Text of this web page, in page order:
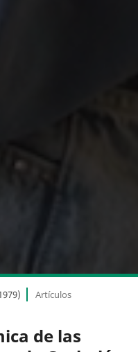
Artículos
de las